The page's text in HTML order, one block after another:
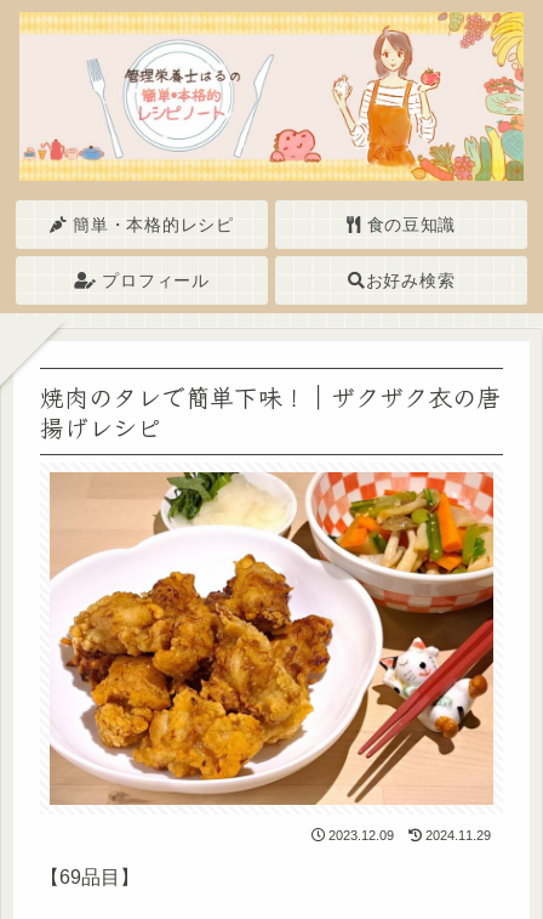
簡単・本格的レシピ 食の豆知識
プロフィール お好み検索
焼肉のタレで簡単下味！｜ザクザク衣の唐
揚げレシピ
2023.12.09 2024.11.29
【69品目】